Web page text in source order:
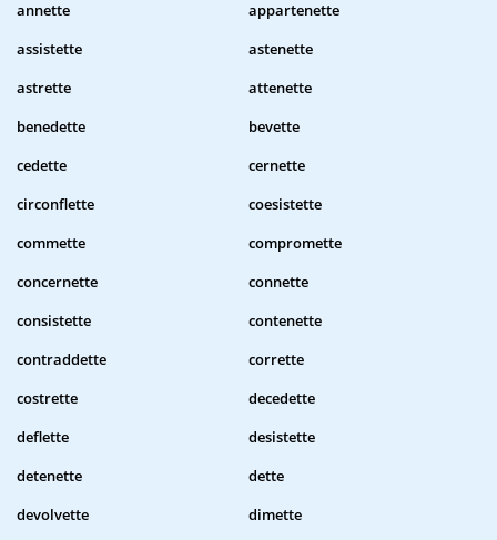
annette
appartenette
assistette
astenette
astrette
attenette
benedette
bevette
cedette
cernette
circonflette
coesistette
commette
compromette
concernette
connette
consistette
contenette
contraddette
corrette
costrette
decedette
deflette
desistette
detenette
dette
devolvette
dimette